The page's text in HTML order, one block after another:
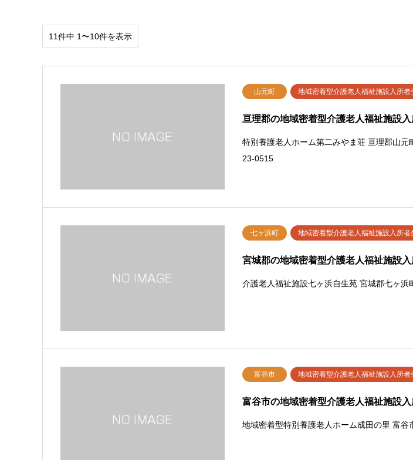
11件中 1〜10件を表示
山元町 地域密着型介護老人福祉施設入所者
亘理郡の地域密着型介護老人福祉施設
特別養護老人ホーム第二みやま荘 亘理郡山
23-0515
七ヶ浜町 地域密着型介護老人福祉施設入所者
宮城郡の地域密着型介護老人福祉施設
介護老人福祉施設七ヶ浜自生苑 宮城郡七ヶ
富谷市 地域密着型介護老人福祉施設入所者
富谷市の地域密着型介護老人福祉施設
地域密着型特別養護老人ホーム成田の里 富